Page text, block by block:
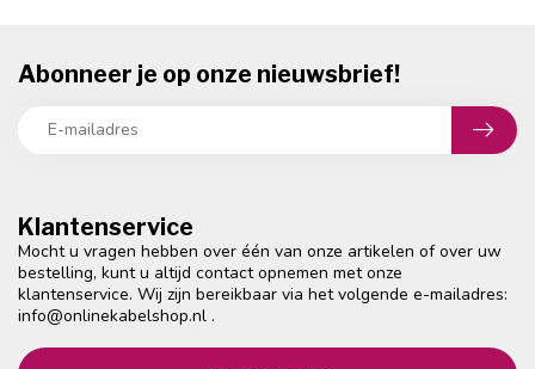
Klantenservice
Mocht u vragen hebben over één van onze artikelen of over uw
bestelling, kunt u altijd contact opnemen met onze
klantenservice. Wij zijn bereikbaar via het volgende e-mailadres:
info@onlinekabelshop.nl .
Abonneer je op onze nieuwsbrief!